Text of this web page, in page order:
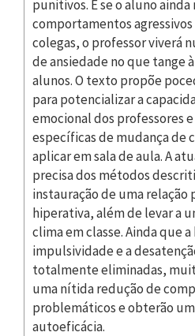
punitivos. E se o aluno
comportamentos agressivos
colegas, o professor viverá
de ansiedade no que tange
alunos. O texto propõe
para potencializar a
emocional dos professores
específicas de mudança de
aplicar em sala de aula. A
precisa dos métodos
instauração de uma relação
hiperativa, além de levar a
clima em classe. Ainda que
impulsividade e a
totalmente eliminadas,
uma nítida redução de
problemáticos e obterão
autoeficácia.